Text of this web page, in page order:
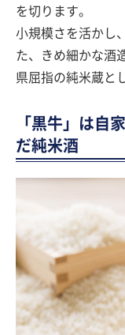
を切ります。
小規模さを活かし
た、きめ細かな酒
県屈指の純米蔵と
「黒牛」は自
だ純米酒